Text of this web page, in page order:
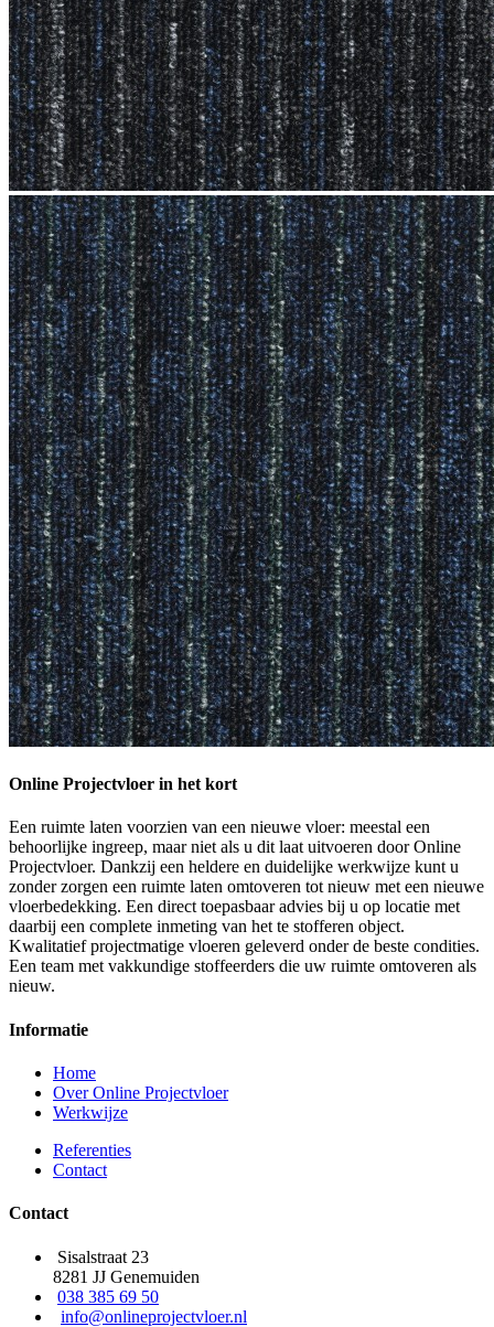
Online Projectvloer in het kort
Een ruimte laten voorzien van een nieuwe vloer: meestal een
behoorlijke ingreep, maar niet als u dit laat uitvoeren door Online
Projectvloer. Dankzij een heldere en duidelijke werkwijze kunt u
zonder zorgen een ruimte laten omtoveren tot nieuw met een nieuwe
vloerbedekking. Een direct toepasbaar advies bij u op locatie met
daarbij een complete inmeting van het te stofferen object.
Kwalitatief projectmatige vloeren geleverd onder de beste condities.
Een team met vakkundige stoffeerders die uw ruimte omtoveren als
nieuw.
Informatie
Home
Over Online Projectvloer
Werkwijze
Referenties
Contact
Contact
Sisalstraat 23
8281 JJ Genemuiden
038 385 69 50
info@onlineprojectvloer.nl